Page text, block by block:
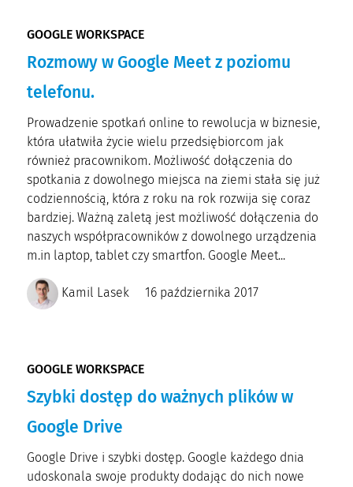
GOOGLE WORKSPACE
Rozmowy w Google Meet z poziomu
telefonu.
Prowadzenie spotkań online to rewolucja w biznesie,
która ułatwiła życie wielu przedsiębiorcom jak
również pracownikom. Możliwość dołączenia do
spotkania z dowolnego miejsca na ziemi stała się już
codziennością, która z roku na rok rozwija się coraz
bardziej. Ważną zaletą jest możliwość dołączenia do
naszych współpracowników z dowolnego urządzenia
m.in laptop, tablet czy smartfon. Google Meet...
Kamil Lasek 16 października 2017
GOOGLE WORKSPACE
Szybki dostęp do ważnych plików w
Google Drive
Google Drive i szybki dostęp. Google każdego dnia
udoskonala swoje produkty dodając do nich nowe